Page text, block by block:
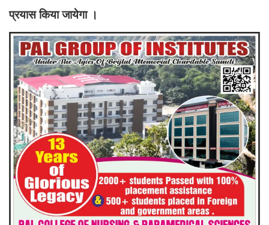
प्रयास किया जायेगा ।